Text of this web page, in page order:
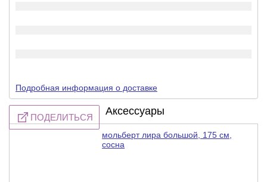
Подробная информация о доставке
ПОДЕЛИТЬСЯ
Аксессуары
мольберт лира большой, 175 см,
сосна